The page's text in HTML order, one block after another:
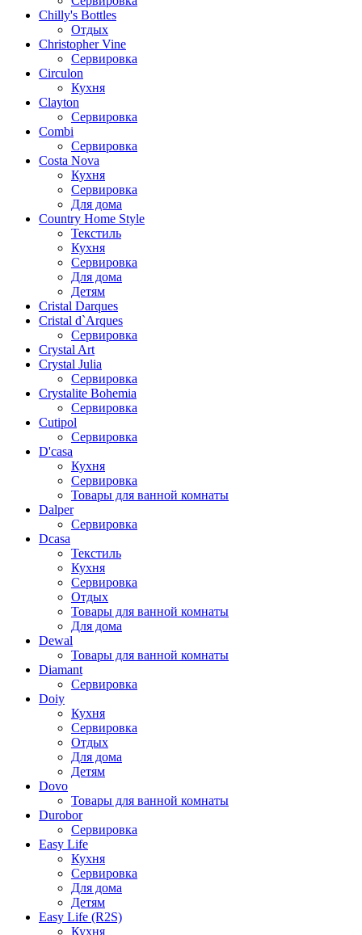
Chilly's Bottles
Отдых
Christopher Vine
Сервировка
Circulon
Кухня
Clayton
Сервировка
Combi
Сервировка
Costa Nova
Кухня
Сервировка
Для дома
Country Home Style
Текстиль
Кухня
Сервировка
Для дома
Детям
Cristal Darques
Cristal d`Arques
Сервировка
Crystal Art
Crystal Julia
Сервировка
Crystalite Bohemia
Сервировка
Cutipol
Сервировка
D'casa
Кухня
Сервировка
Товары для ванной комнаты
Dalper
Сервировка
Dcasa
Текстиль
Кухня
Сервировка
Отдых
Товары для ванной комнаты
Для дома
Dewal
Товары для ванной комнаты
Diamant
Сервировка
Doiy
Кухня
Сервировка
Отдых
Для дома
Детям
Dovo
Товары для ванной комнаты
Durobor
Сервировка
Easy Life
Кухня
Сервировка
Для дома
Детям
Easy Life (R2S)
Кухня